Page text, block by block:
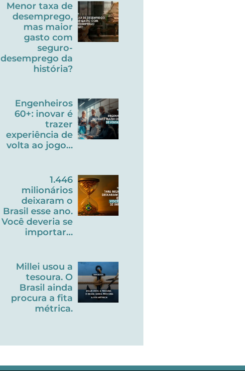
Menor taxa de
desemprego,
mas maior
gasto com
seguro-
desemprego da
história?
Engenheiros
60+: inovar é
trazer
experiência de
volta ao jogo…
1.446
milionários
deixaram o
Brasil esse ano.
Você deveria se
importar…
Millei usou a
tesoura. O
Brasil ainda
procura a fita
métrica.